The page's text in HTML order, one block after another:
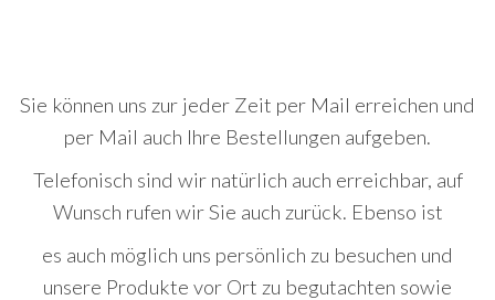
Sie können uns zur jeder Zeit per Mail erreichen und
per Mail auch Ihre Bestellungen aufgeben.
Telefonisch sind wir natürlich auch erreichbar, auf
Wunsch rufen wir Sie auch zurück. Ebenso ist
es auch möglich uns persönlich zu besuchen und
unsere Produkte vor Ort zu begutachten sowie